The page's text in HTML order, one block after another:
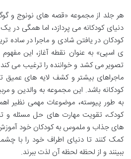
هر جلد از مجموعه «قصه های نونوج و
دنیای کودکانه می پردازد، اما همگی در
کودکان در یافتن شادی و ماجرا در ساده
ی اسپی» به عنوان نقطه آغاز، این مفهوم
تصویر می کشد و خواننده را ترغیب می
ماجراهای بیشتر و کشف لایه های عمیق
کودکانه باشد. این مجموعه به والدین و
به طور پیوسته، موضوعات مهمی نظیر
کودک، تقویت مهارت های حل مسئله و
های جذاب و ملموس به کودکان خود آموزش
کمک کنند تا دنیای اطراف خود را با
ببینند و از لحظه لحظه آن لذت ببرند.